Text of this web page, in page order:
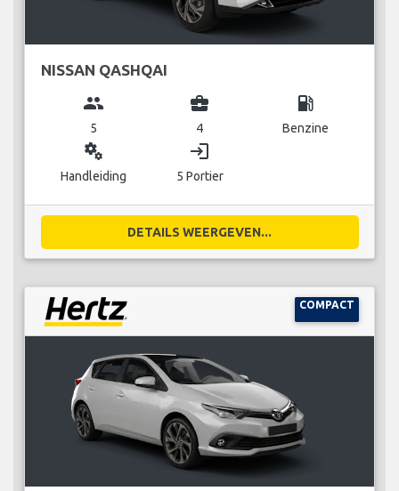
NISSAN QASHQAI
group
5
business_center
4
local_gas_station
Benzine
miscellaneous_services
Handleiding
login
5 Portier
DETAILS WEERGEVEN...
COMPACT